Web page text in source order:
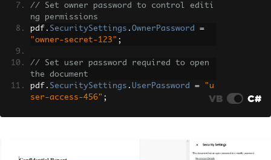
// Set owner password to control editi
ng permissions
pdf . SecuritySettings . OwnerPassword
=
"owner-secret-123" ;
// Set user password required to open
the document
pdf . SecuritySettings . UserPassword =
"u
ser-access-456" ; VB C#